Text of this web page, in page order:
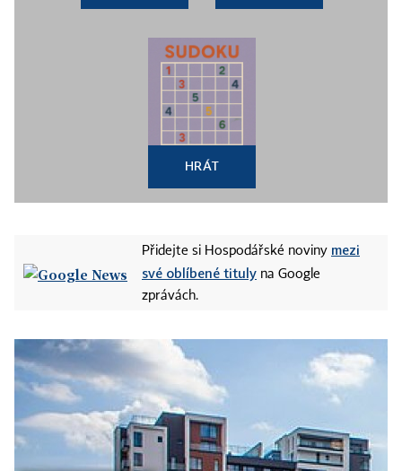
HRÁT
Přidejte si Hospodářské noviny mezi
své oblíbené tituly na Google
zprávách.